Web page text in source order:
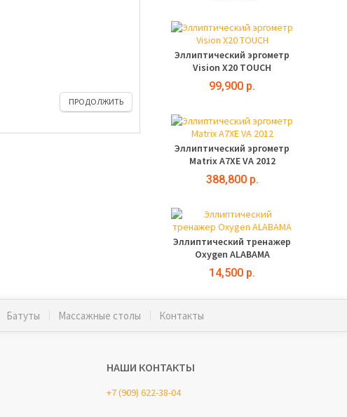
Эллиптический эргометр
Vision X20 TOUCH
99,900 р.
Эллиптический эргометр
Matrix A7XE VA 2012
388,800 р.
Эллиптический тренажер
Oxygen ALABAMA
14,500 р.
ПРОДОЛЖИТЬ
Батуты Массажные столы Контакты
НАШИ КОНТАКТЫ
+7 (909) 622-38-04